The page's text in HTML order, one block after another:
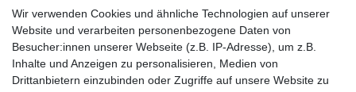
Anfragen von Herstellern
Sie sind Lampen-Hersteller und suchen einen Vertriebspartner in
Wir verwenden Cookies und ähnliche Technologien auf unserer
Website und verarbeiten personenbezogene Daten von
Besucher:innen unserer Webseite (z.B. IP-Adresse), um z.B.
Inhalte und Anzeigen zu personalisieren, Medien von
Drittanbietern einzubinden oder Zugriffe auf unsere Website zu